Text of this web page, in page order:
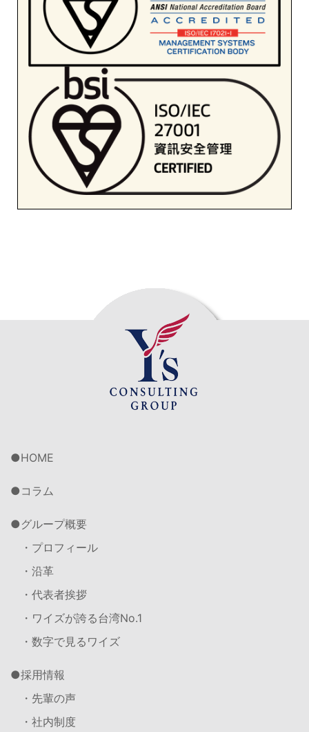
HOME
コラム
グループ概要
・プロフィール
・沿革
・代表者挨拶
・ワイズが誇る台湾No.1
・数字で見るワイズ
採用情報
・先輩の声
・社内制度